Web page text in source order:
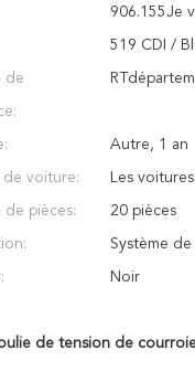
906.155Je
519 CDI /
de
Autre, 1 an
de voiture: Les
de pièces: 20 pièces
Système
Noir
de tension de